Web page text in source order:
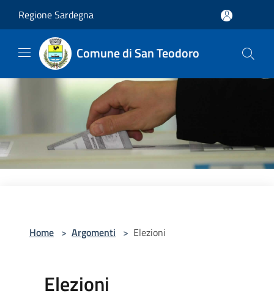
Regione Sardegna
Comune di San Teodoro
Home > Argomenti > Elezioni
Elezioni